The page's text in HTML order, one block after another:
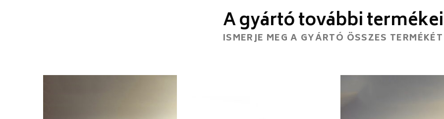
A gyártó további termékei
ISMERJE MEG A GYÁRTÓ ÖSSZES TERMÉKÉT